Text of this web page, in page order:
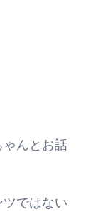
ゃんとお話
ではない